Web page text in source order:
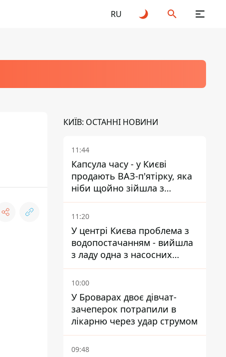
RU
КИЇВ: ОСТАННІ НОВИНИ
11:44
Капсула часу - у Києві
продають ВАЗ-п'ятірку, яка
ніби щойно зійшла з
конвейєра
11:20
У центрі Києва проблема з
водопостачанням - вийшла
з ладу одна з насосних
станцій
10:00
У Броварах двоє дівчат-
зачеперок потрапили в
лікарню через удар струмом
09:48